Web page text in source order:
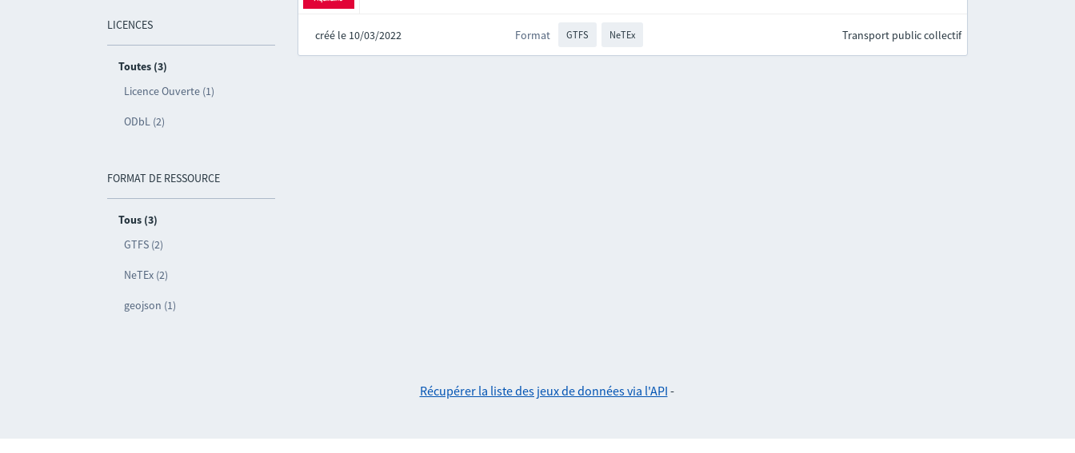
LICENCES
Toutes (3)
Licence Ouverte (1)
ODbL (2)
FORMAT DE RESSOURCE
Tous (3)
GTFS (2)
NeTEx (2)
geojson (1)
créé le 10/03/2022 Format GTFS NeTEx Transport public collectif
Récupérer la liste des jeux de données via l'API -